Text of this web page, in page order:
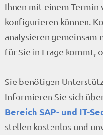
Ihnen mit einem Termin
konfigurieren können.
analysieren gemeinsam
für Sie in Frage kommt,
Sie benötigen
Informieren Sie sich
Bereich SAP- und IT-
stellen kostenlos und